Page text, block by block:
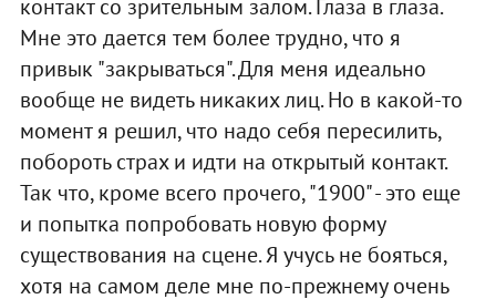
контакт со зрительным залом. Глаза в глаза.
Мне это дается тем более трудно, что я
привык "закрываться". Для меня идеально
вообще не видеть никаких лиц. Но в какой-то
момент я решил, что надо себя пересилить,
побороть страх и идти на открытый контакт.
Так что, кроме всего прочего, "1900" - это еще
и попытка попробовать новую форму
существования на сцене. Я учусь не бояться,
хотя на самом деле мне по-прежнему очень